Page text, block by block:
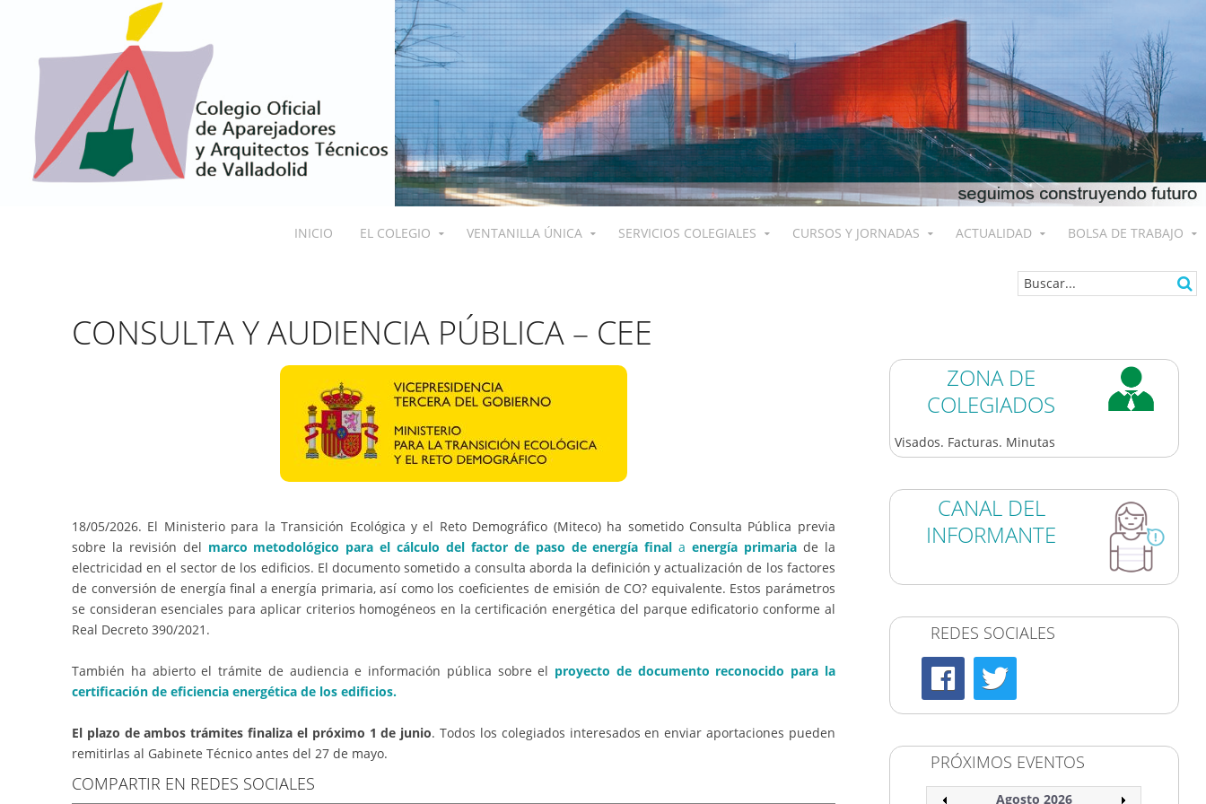
INICIO EL COLEGIO VENTANILLA ÚNICA SERVICIOS COLEGIALES CURSOS Y JORNADAS ACTUALIDAD BOLSA DE TRABAJO
CONSULTA Y AUDIENCIA PÚBLICA – CEE
18/05/2026. El Ministerio para la Transición Ecológica y el Reto Demográfico (Miteco) ha sometido Consulta Pública previa
sobre la revisión del marco metodológico para el cálculo del factor de paso de energía final a energía primaria de la
electricidad en el sector de los edificios. El documento sometido a consulta aborda la definición y actualización de los factores
de conversión de energía final a energía primaria, así como los coeficientes de emisión de CO? equivalente. Estos parámetros
se consideran esenciales para aplicar criterios homogéneos en la certificación energética del parque edificatorio conforme al
Real Decreto 390/2021.
También ha abierto el trámite de audiencia e información pública sobre el proyecto de documento reconocido para la
certificación de eficiencia energética de los edificios.
El plazo de ambos trámites finaliza el próximo 1 de junio. Todos los colegiados interesados en enviar aportaciones pueden
remitirlas al Gabinete Técnico antes del 27 de mayo.
COMPARTIR EN REDES SOCIALES
ZONA DE
COLEGIADOS
Visados. Facturas. Minutas
CANAL DEL
INFORMANTE
REDES SOCIALES
PRÓXIMOS EVENTOS
Agosto 2026